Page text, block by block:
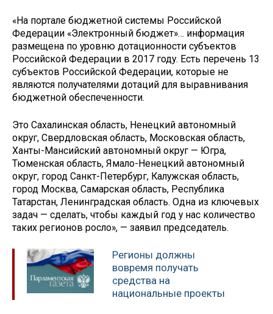
«На портале бюджетной системы Российской
Федерации «Электронный бюджет»… информация
размещена по уровню дотационности субъектов
Российской Федерации в 2017 году. Есть перечень 13
субъектов Российской Федерации, которые не
являются получателями дотаций для выравнивания
бюджетной обеспеченности.
Это Сахалинская область, Ненецкий автономный
округ, Свердловская область, Московская область,
Ханты-Мансийский автономный округ — Югра,
Тюменская область, Ямало-Ненецкий автономный
округ, город Санкт-Петербург, Калужская область,
город Москва, Самарская область, Республика
Татарстан, Ленинградская область. Одна из ключевых
задач — сделать, чтобы каждый год у нас количество
таких регионов росло», — заявил председатель.
Регионы должны
вовремя получать
средства на
национальные проекты